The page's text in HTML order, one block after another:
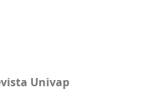
Univap